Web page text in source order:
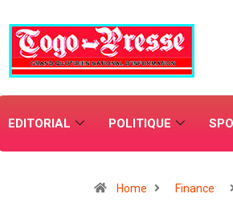
EDITORIAL POLITIQUE
Home Finance